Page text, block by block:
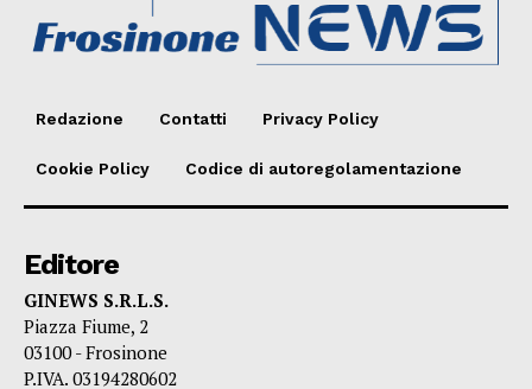
Redazione Contatti Privacy Policy
Cookie Policy Codice di autoregolamentazione
Editore
GINEWS S.R.L.S.
Piazza Fiume, 2
03100 - Frosinone
P.IVA. 03194280602